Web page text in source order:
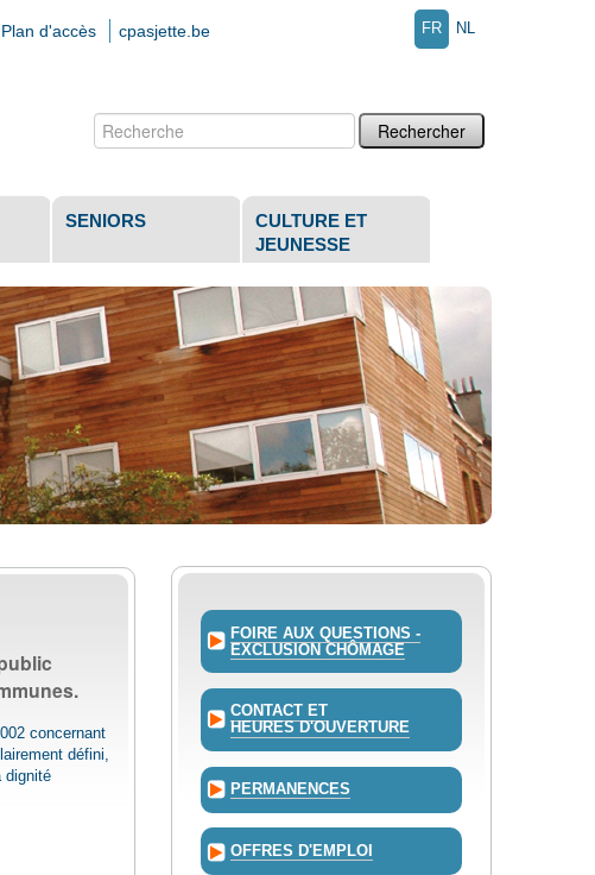
NL
FR
Plan d'accès cpasjette.be
Chercher par
SENIORS
CULTURE ET
JEUNESSE
concernant
défini,
dignité
FOIRE AUX QUESTIONS -
EXCLUSION CHÔMAGE
CONTACT ET
HEURES D'OUVERTURE
PERMANENCES
OFFRES D'EMPLOI